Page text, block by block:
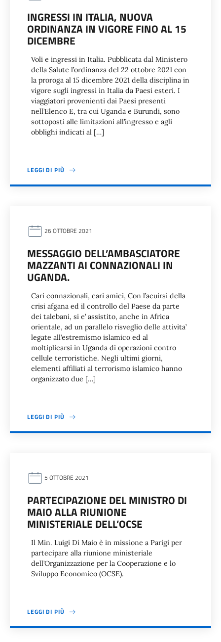
INGRESSI IN ITALIA, NUOVA
ORDINANZA IN VIGORE FINO AL 15
DICEMBRE
Voli e ingressi in Italia. Pubblicata dal Ministero
della Salute l’ordinanza del 22 ottobre 2021 con
la proroga al 15 dicembre 2021 della disciplina in
vigore sugli ingressi in Italia da Paesi esteri. I
viaggiatori provenienti dai Paesi presenti
nell’Elenco E, tra cui Uganda e Burundi, sono
sottoposti alle limitazioni all’ingresso e agli
obblighi indicati al […]
LEGGI DI PIÙ
26 OTTOBRE 2021
MESSAGGIO DELL’AMBASCIATORE
MAZZANTI AI CONNAZIONALI IN
UGANDA.
Cari connazionali, cari amici, Con l’acuirsi della
crisi afgana ed il controllo del Paese da parte
dei talebani, si e’ assistito, anche in Africa
orientale, ad un parallelo risveglio delle attivita’
legate all’estremismo islamico ed al
moltiplicarsi in Uganda di operazioni contro
cellule terroristiche. Negli ultimi giorni,
elementi affiliati al terrorismo islamico hanno
organizzato due […]
LEGGI DI PIÙ
5 OTTOBRE 2021
PARTECIPAZIONE DEL MINISTRO DI
MAIO ALLA RIUNIONE
MINISTERIALE DELL’OCSE
Il Min. Luigi Di Maio è in missione a Parigi per
partecipare alla riunione ministeriale
dell’Organizzazione per la Cooperazione e lo
Sviluppo Economico (OCSE).
LEGGI DI PIÙ